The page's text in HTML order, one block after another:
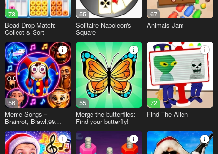
73
Bead Drop Match:
Collect & Sort
55
Solitaire Napoleon's
Square
67
Animals Jam
56
Meme Songs－
Brainrot, Brawl,99
55
Merge the butterflies:
Find your butterfly!
72
Find The Alien